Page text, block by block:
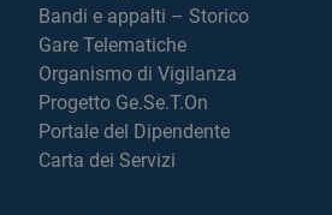
Bandi e appalti – Storico
Gare Telematiche
Organismo di Vigilanza
Progetto Ge.Se.T.On
Portale del Dipendente
Carta dei Servizi